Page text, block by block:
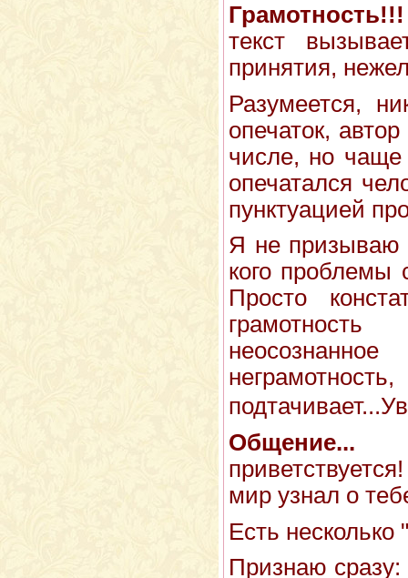
Грамотность!!!
текст
принятия,
Разумеется,
опечаток,
числе, но чаще
опечатался
пунктуацией
Я не призываю
кого проблемы
Просто
мир узнал о
Есть несколько
Признаю сразу: